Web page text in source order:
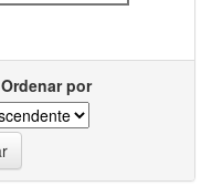
Ordenar por